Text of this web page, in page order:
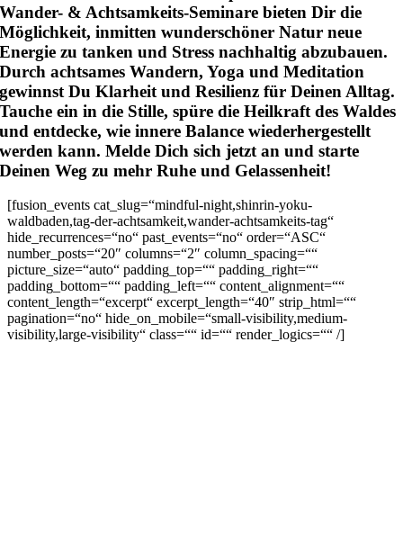
Wander- & Achtsamkeits-Seminare bieten Dir die
Möglichkeit, inmitten wunderschöner Natur neue
Energie zu tanken und Stress nachhaltig abzubauen.
Durch achtsames Wandern, Yoga und Meditation
gewinnst Du Klarheit und Resilienz für Deinen Alltag.
Tauche ein in die Stille, spüre die Heilkraft des Waldes
und entdecke, wie innere Balance wiederhergestellt
werden kann. Melde Dich sich jetzt an und starte
Deinen Weg zu mehr Ruhe und Gelassenheit!
[fusion_events cat_slug=“mindful-night,shinrin-yoku-
waldbaden,tag-der-achtsamkeit,wander-achtsamkeits-tag“
hide_recurrences=“no“ past_events=“no“ order=“ASC“
number_posts=“20″ columns=“2″ column_spacing=““
picture_size=“auto“ padding_top=““ padding_right=““
padding_bottom=““ padding_left=““ content_alignment=““
content_length=“excerpt“ excerpt_length=“40″ strip_html=““
pagination=“no“ hide_on_mobile=“small-visibility,medium-
visibility,large-visibility“ class=““ id=““ render_logics=““ /]